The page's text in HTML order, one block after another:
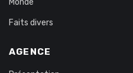
Faits divers
AGENCE